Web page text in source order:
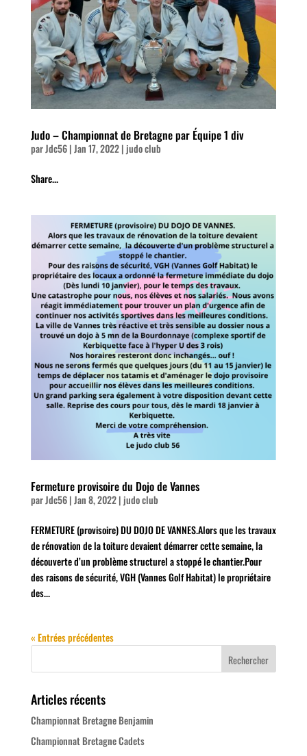
Judo – Championnat de Bretagne par Équipe 1 div
parJdc56|Jan 17, 2022| judo club
Share...
Fermeture provisoire du Dojo de Vannes
parJdc56|Jan 8, 2022| judo club
FERMETURE (provisoire) DU DOJO DE VANNES.Alors que les travaux
de rénovation de la toiture devaient démarrer cette semaine, la
découverte d’un problème structurel a stoppé le chantier.Pour
des raisons de sécurité, VGH (Vannes Golf Habitat) le propriétaire
des...
« Entrées précédentes
Articles récents
Championnat Bretagne Benjamin
Championnat Bretagne Cadets